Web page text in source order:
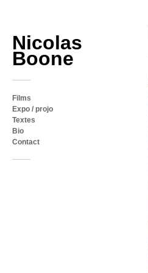
Nicolas
Boone
Films
Expo / projo
Textes
Bio
Contact